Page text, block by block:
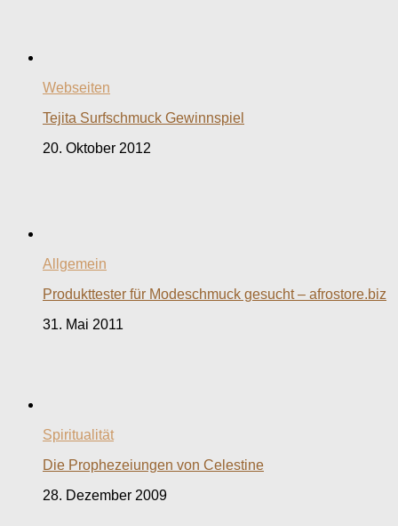
Webseiten
Tejita Surfschmuck Gewinnspiel
20. Oktober 2012
Allgemein
Produkttester für Modeschmuck gesucht – afrostore.biz
31. Mai 2011
Spiritualität
Die Prophezeiungen von Celestine
28. Dezember 2009